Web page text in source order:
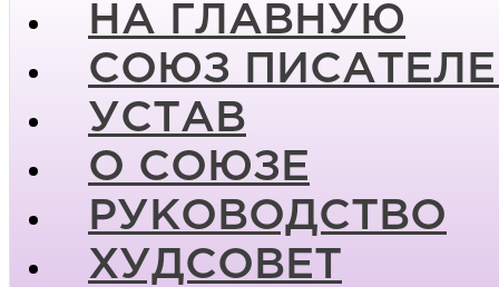
НА ГЛАВНУЮ
СОЮЗ
УСТАВ
О СОЮЗЕ
РУКОВОДСТВО
ХУДСОВЕТ